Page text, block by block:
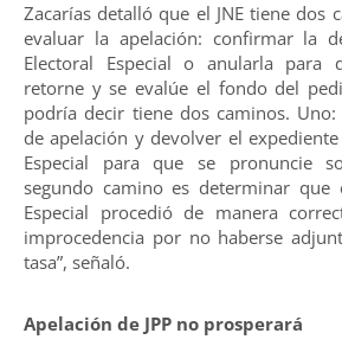
Zacarías detalló que el JNE tiene dos
evaluar la apelación: confirmar la
Electoral Especial o anularla para
retorne y se evalúe el fondo del
podría decir tiene dos caminos.
de apelación y devolver el
Especial para que se pronuncie
segundo camino es determinar que
Especial procedió de manera
improcedencia por no haberse
tasa”, señaló.
Apelación de JPP no prosperará